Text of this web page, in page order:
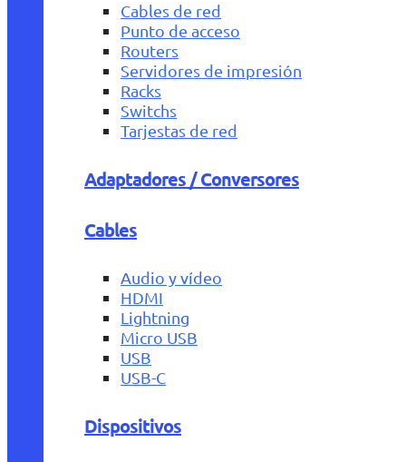
Cables de red
Punto de acceso
Routers
Servidores de impresión
Racks
Switchs
Tarjestas de red
Adaptadores / Conversores
Cables
Audio y vídeo
HDMI
Lightning
Micro USB
USB
USB-C
Dispositivos